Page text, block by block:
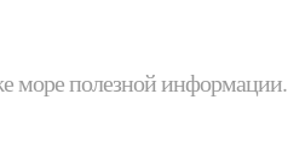
море полезной информации.